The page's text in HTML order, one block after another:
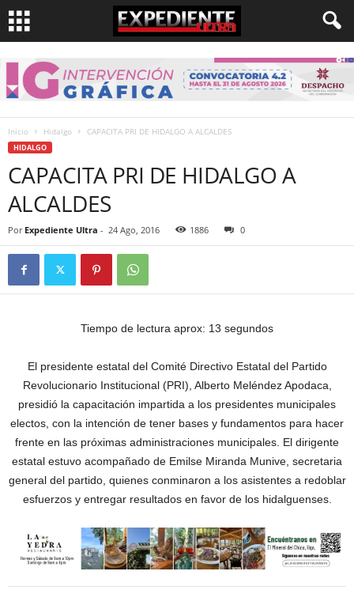
Inicio Hidalgo CAPACITA PRI DE HIDALGO A ALCALDES
HIDALGO
CAPACITA PRI DE HIDALGO A
ALCALDES
Por Expediente Ultra - 24 Ago, 2016 1886 0
Tiempo de lectura aprox: 13 segundos
El presidente estatal del Comité Directivo Estatal del Partido
Revolucionario Institucional (PRI), Alberto Meléndez Apodaca,
presidió la capacitación impartida a los presidentes municipales
electos, con la intención de tener bases y fundamentos para hacer
frente en las próximas administraciones municipales. El dirigente
estatal estuvo acompañado de Emilse Miranda Munive, secretaria
general del partido, quienes conminaron a los asistentes a redoblar
esfuerzos y entregar resultados en favor de los hidalguenses.